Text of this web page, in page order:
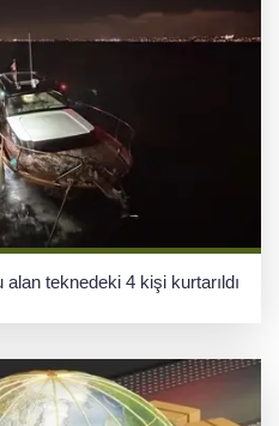
teknedeki 4 kişi kurtarıldı